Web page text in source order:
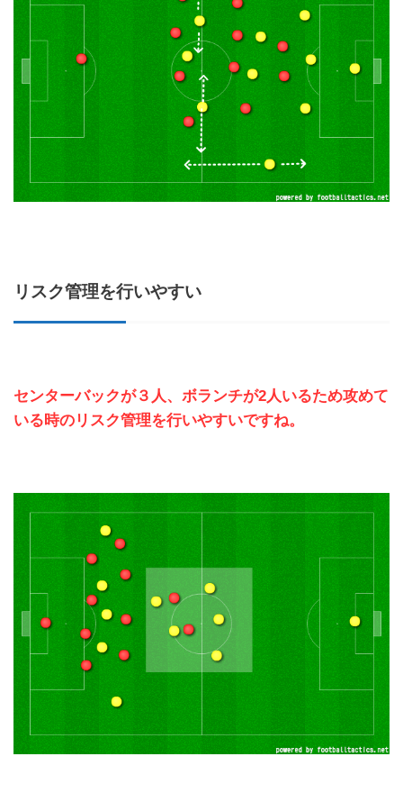
リスク管理を行いやすい
センターバックが３人、ボランチが2人いるため攻めて
いる時のリスク管理を行いやすいですね。